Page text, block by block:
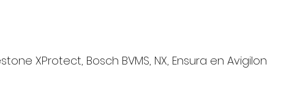
XProtect, Bosch BVMS, NX, Ensura en Avigilon